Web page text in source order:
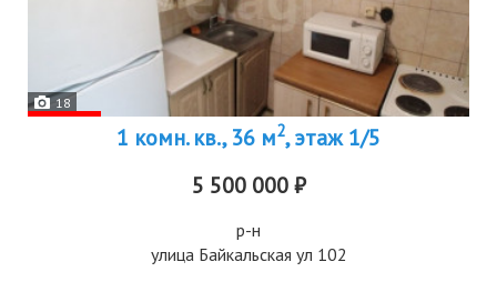
18
1 комн. кв., 36 м2, этаж 1/5
5 500 000 ₽
р-н
улица Байкальская ул 102